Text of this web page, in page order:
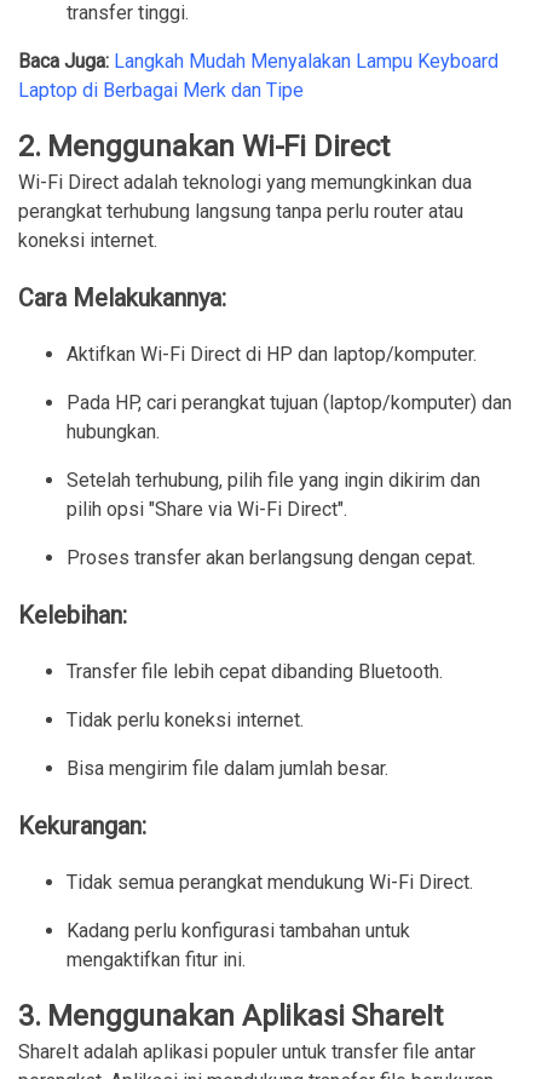
transfer tinggi.
Baca Juga: Langkah Mudah Menyalakan Lampu Keyboard
Laptop di Berbagai Merk dan Tipe
2. Menggunakan Wi-Fi Direct
Wi-Fi Direct adalah teknologi yang memungkinkan dua
perangkat terhubung langsung tanpa perlu router atau
koneksi internet.
Cara Melakukannya:
Aktifkan Wi-Fi Direct di HP dan laptop/komputer.
Pada HP, cari perangkat tujuan (laptop/komputer) dan
hubungkan.
Setelah terhubung, pilih file yang ingin dikirim dan
pilih opsi "Share via Wi-Fi Direct".
Proses transfer akan berlangsung dengan cepat.
Kelebihan:
Transfer file lebih cepat dibanding Bluetooth.
Tidak perlu koneksi internet.
Bisa mengirim file dalam jumlah besar.
Kekurangan:
Tidak semua perangkat mendukung Wi-Fi Direct.
Kadang perlu konfigurasi tambahan untuk
mengaktifkan fitur ini.
3. Menggunakan Aplikasi ShareIt
ShareIt adalah aplikasi populer untuk transfer file antar